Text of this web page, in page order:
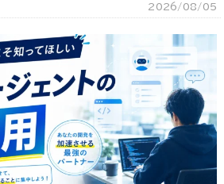
2026/08/05